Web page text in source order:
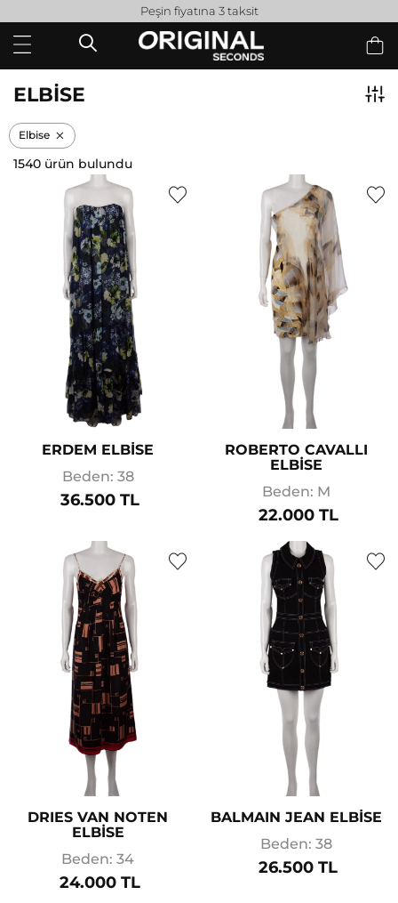
Peşin fiyatına 3 taksit
ELBISE
Elbise
1540 ürün bulundu
ERDEM ELBİSE
Beden: 38
36.500 TL
ROBERTO CAVALLI
ELBİSE
Beden: M
22.000 TL
DRIES VAN NOTEN
ELBİSE
Beden: 34
24.000 TL
BALMAIN JEAN ELBİSE
Beden: 38
26.500 TL